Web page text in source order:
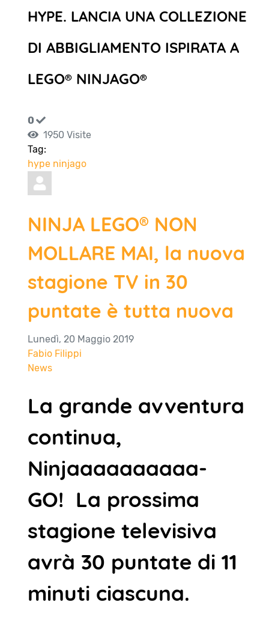
HYPE. LANCIA UNA COLLEZIONE
DI ABBIGLIAMENTO ISPIRATA A
LEGO® NINJAGO®
0
1950 Visite
Tag:
hype ninjago
NINJA LEGO® NON
MOLLARE MAI, la nuova
stagione TV in 30
puntate è tutta nuova
Lunedì, 20 Maggio 2019
Fabio Filippi
News
La grande avventura
continua,
Ninjaaaaaaaaaa-
GO! La prossima
stagione televisiva
avrà 30 puntate di 11
minuti ciascuna.